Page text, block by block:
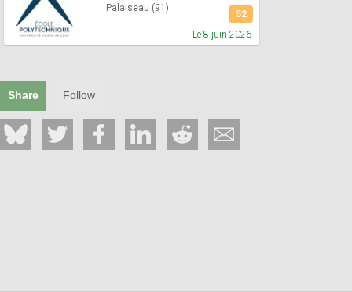
Palaiseau (91)
Le 8 juin 2026
52
Share Follow